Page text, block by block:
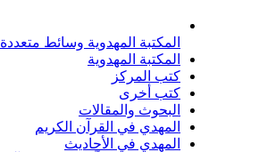
المكتبة المهدوية وسائط متعددة
المكتبة المهدوية
كتب المركز
كتب أخرى
البحوث والمقالات
المهدي في القرآن الكريم
المهدي في الأحاديث